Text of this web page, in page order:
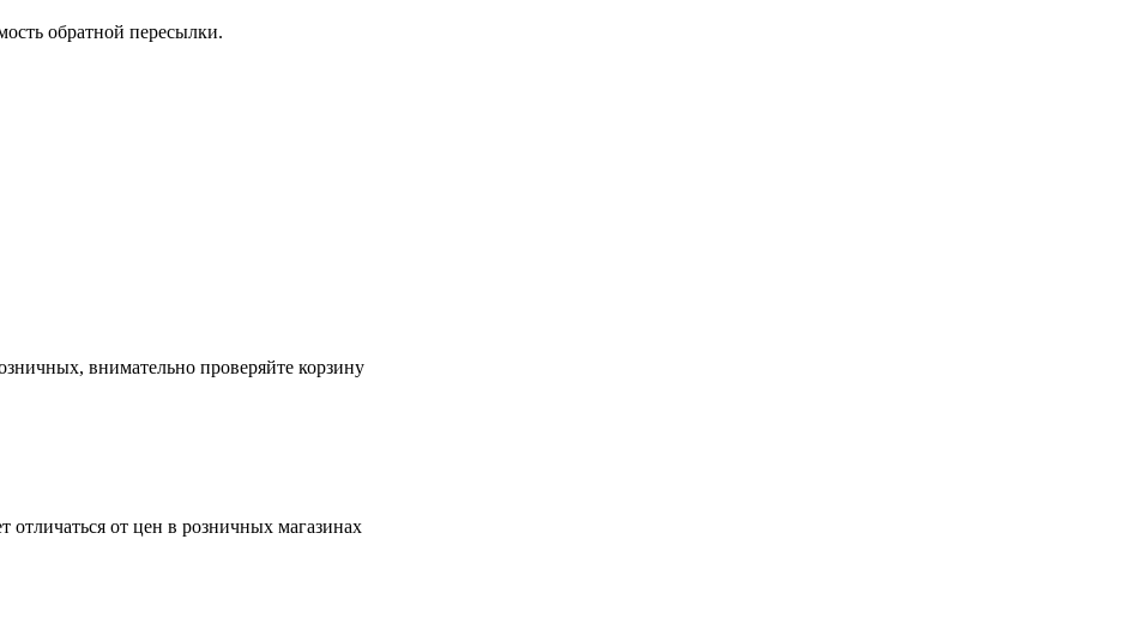
обратной пересылки.
внимательно проверяйте корзину
отличаться от цен в розничных магазинах